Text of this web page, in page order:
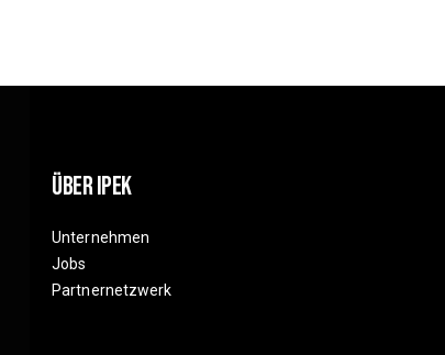
Über IPEK
Unternehmen
Jobs
Partnernetzwerk